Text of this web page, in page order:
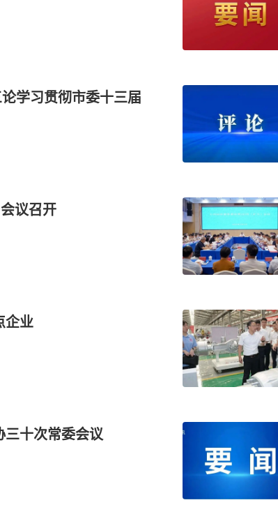
学习贯彻市委十三届
议召开
企业
三十次常委会议